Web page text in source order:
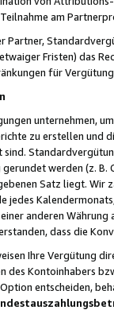
am
Partner,
Fristen) das
für
unternehmen,
zu erstellen und
werden (z.
Satz liegt.
jedes
anderen
dass die
Ihre Vergütung
des Kontoinhabers
entscheiden,